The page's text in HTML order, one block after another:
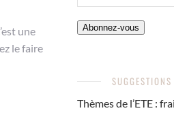
une
le faire
MAIL
Abonnez-vous
Thèmes de l’ETE :